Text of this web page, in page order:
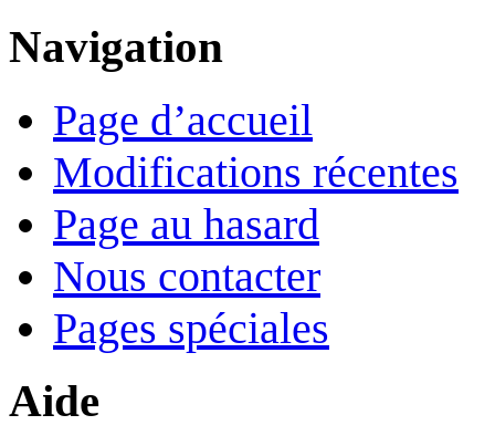
Navigation
Page d’accueil
Modifications récentes
Page au hasard
Nous contacter
Pages spéciales
Aide